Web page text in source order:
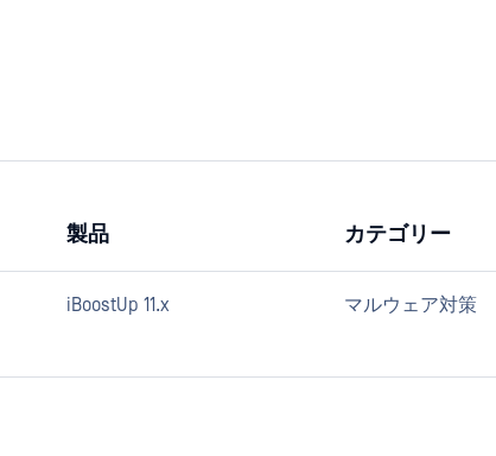
製品 カテゴリー
iBoostUp 11.x マルウェア対策